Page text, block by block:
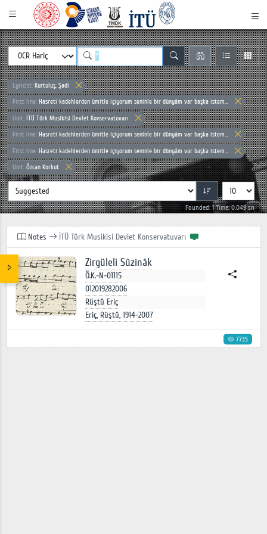
Lyricist: Kurtuluş, Şadi
First line: Hasreti kadehlerden ümitle içiyorum seninle bir dünyâm var başka istem...
Unit: İTÜ Türk Musikisi Devlet Konservatuvarı
First line: Hasreti kadehlerden ümitle içiyorum seninle bir dünyâm var başka istem...
First line: Hasreti kadehlerden ümitle içiyorum seninle bir dünyâm var başka istem...
Unit: Özcan Korkut
Founded: 1 Time: 0.049 sn
Notes İTÜ Türk Musikisi Devlet Konservatuvarı
Zirgüleli Sûzinâk
Ö.K.-N-01115
012019282006
Rüştü Eriç
Eriç, Rüştü, 1914-2007
7735